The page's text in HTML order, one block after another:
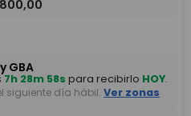
,00
GBA
7h 28m 58s para recibirlo HOY.
siguiente día hábil. Ver zonas